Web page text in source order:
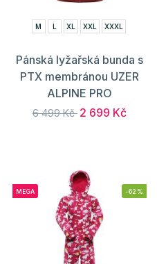
M L XL XXL XXXL
Pánská lyžařská bunda s
PTX membránou UZER
ALPINE PRO
6 499 Kč 2 699 Kč
MEGA -62%